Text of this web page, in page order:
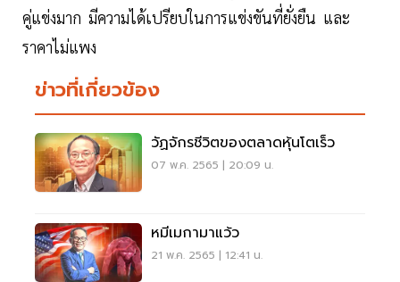
คู่แข่งมาก มีความได้เปรียบในการแข่งขันที่ยั่งยืน และ
ราคาไม่แพง
ข่าวที่เกี่ยวข้อง
วัฏจักรชีวิตของตลาดหุ้นโตเร็ว
07 พ.ค. 2565 | 20:09 น.
หมีเมกามาแว้ว
21 พ.ค. 2565 | 12:41 น.